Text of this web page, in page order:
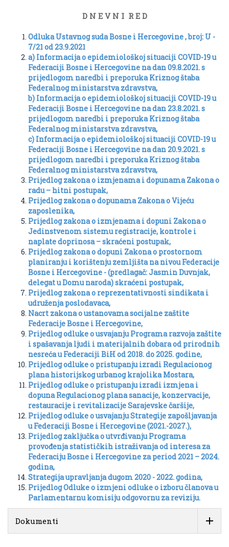
D N E V N I R E D
Odluka Ustavnog suda Bosne i Hercegovine , broj: U -
7/21 od 23.9.2021
a) Informacija o epidemiološkoj situaciji COVID-19 u
Federaciji Bosne i Hercegovine na dan 09.8.2021. s
prijedlogom naredbi i preporuka Kriznog štaba
Federalnog ministarstva zdravstva,
b) Informacija o epidemiološkoj situaciji COVID-19 u
Federaciji Bosne i Hercegovine na dan 23.8.2021. s
prijedlogom naredbi i preporuka Kriznog štaba
Federalnog ministarstva zdravstva,
c) Informacija o epidemiološkoj situaciji COVID-19 u
Federaciji Bosne i Hercegovine na dan 20.9.2021. s
prijedlogom naredbi i preporuka Kriznog štaba
Federalnog ministarstva zdravstva,
Prijedlog zakona o izmjenama i dopunama Zakona o
radu – hitni postupak,
Prijedlog zakona o dopunama Zakona o Vijeću
zaposlenika,
Prijedlog zakona o izmjenama i dopuni Zakona o
Jedinstvenom sistemu registracije, kontrole i
naplate doprinosa – skraćeni postupak,
Prijedlog zakona o dopuni Zakona o prostornom
planiranju i korištenju zemljišta na nivou Federacije
Bosne i Hercegovine - (predlagač: Jasmin Duvnjak,
delegat u Domu naroda) skraćeni postupak,
Prijedlog zakona o reprezentativnosti sindikata i
udruženja poslodavaca,
Nacrt zakona o ustanovama socijalne zaštite
Federacije Bosne i Hercegovine,
Prijedlog odluke o usvajanju Programa razvoja zaštite
i spašavanja ljudi i materijalnih dobara od prirodnih
nesreća u Federaciji BiH od 2018. do 2025. godine,
Prijedlog odluke o pristupanju izradi Regulacionog
plana historijskog urbanog krajolika Mostara,
Prijedlog odluke o pristupanju izradi izmjena i
dopuna Regulacionog plana sanacije, konzervacije,
restauracije i revitalizacije Sarajevske čaršije,
Prijedlog odluke o usvajanju Strategije zapošljavanja
u Federaciji Bosne i Hercegovine (2021.-2027.),
Prijedlog zaključka o utvrđivanju Programa
provođenja statističkih istraživanja od interesa za
Federaciju Bosne i Hercegovine za period 2021 – 2024.
godina,
Strategija upravljanja dugom 2020 - 2022. godina,
Prijedlog Odluke o izmjeni odluke o izboru članova u
Parlamentarnu komisiju odgovornu za reviziju.
Dokumenti